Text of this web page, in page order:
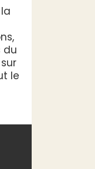
du
le